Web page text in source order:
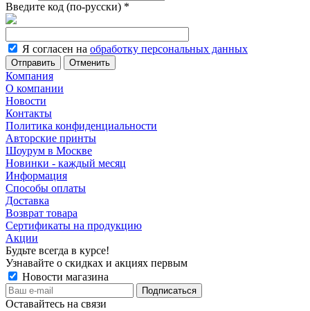
Введите код (по-русски) *
Я согласен на обработку персональных данных
Отменить
Компания
О компании
Новости
Контакты
Политика конфиденциальности
Авторские принты
Шоурум в Москве
Новинки - каждый месяц
Информация
Способы оплаты
Доставка
Возврат товара
Сертификаты на продукцию
Акции
Будьте всегда в курсе!
Узнавайте о скидках и акциях первым
Новости магазина
Оставайтесь на связи